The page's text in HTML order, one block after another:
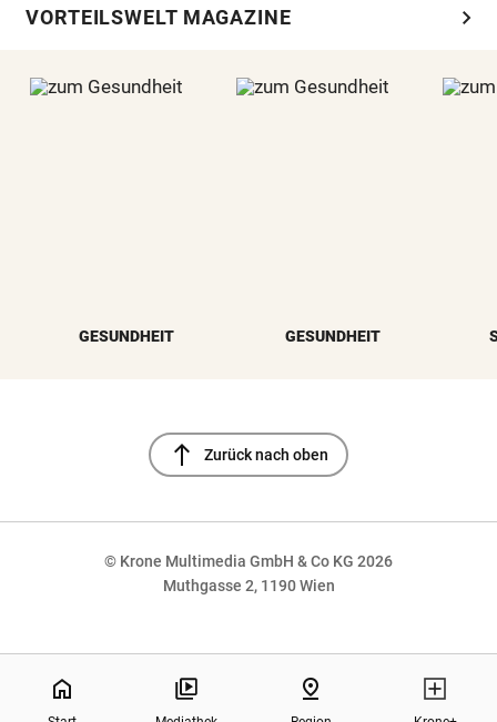
VORTEILSWELT MAGAZINE chevron_right
GESUNDHEIT GESUNDHEIT
north Zurück nach oben
© Krone Multimedia GmbH & Co KG 2026
Muthgasse 2, 1190 Wien
home pin_drop
NaN%